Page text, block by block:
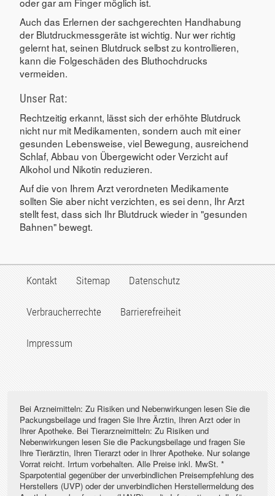
Auch das Erlernen der sachgerechten Handhabung
der Blutdruckmessgeräte ist wichtig. Nur wer richtig
gelernt hat, seinen Blutdruck selbst zu kontrollieren,
kann die Folgeschäden des Bluthochdrucks
vermeiden.
Unser Rat:
Rechtzeitig erkannt, lässt sich der erhöhte Blutdruck
nicht nur mit Medikamenten, sondern auch mit einer
gesunden Lebensweise, viel Bewegung, ausreichend
Schlaf, Abbau von Übergewicht oder Verzicht auf
Alkohol und Nikotin reduzieren.
Auf die von Ihrem Arzt verordneten Medikamente
sollten Sie aber nicht verzichten, es sei denn, Ihr Arzt
stellt fest, dass sich Ihr Blutdruck wieder in "gesunden
Bahnen" bewegt.
Kontakt Sitemap Datenschutz
Verbraucherrechte Barrierefreiheit
Impressum
Bei Arzneimitteln: Zu Risiken und Nebenwirkungen lesen Sie die
Packungsbeilage und fragen Sie Ihre Ärztin, Ihren Arzt oder in
Ihrer Apotheke. Bei Tierarzneimitteln: Zu Risiken und
Nebenwirkungen lesen Sie die Packungsbeilage und fragen Sie
Ihre Tierärztin, Ihren Tierarzt oder in Ihrer Apotheke. Nur solange
Vorrat reicht. Irrtum vorbehalten. Alle Preise inkl. MwSt. *
Sparpotential gegenüber der unverbindlichen Preisempfehlung des
Herstellers (UVP) oder der unverbindlichen Herstellermeldung des